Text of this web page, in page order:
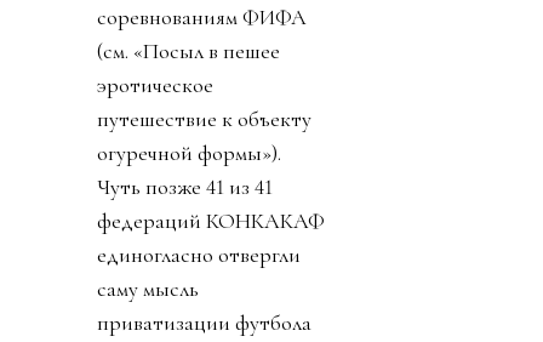
соревнованиям ФИФА
(см. «Посыл в пешее
эротическое
путешествие к объекту
огуречной формы»).
Чуть позже 41 из 41
федераций КОНКАКАФ
единогласно отвергли
саму мысль
приватизации футбола